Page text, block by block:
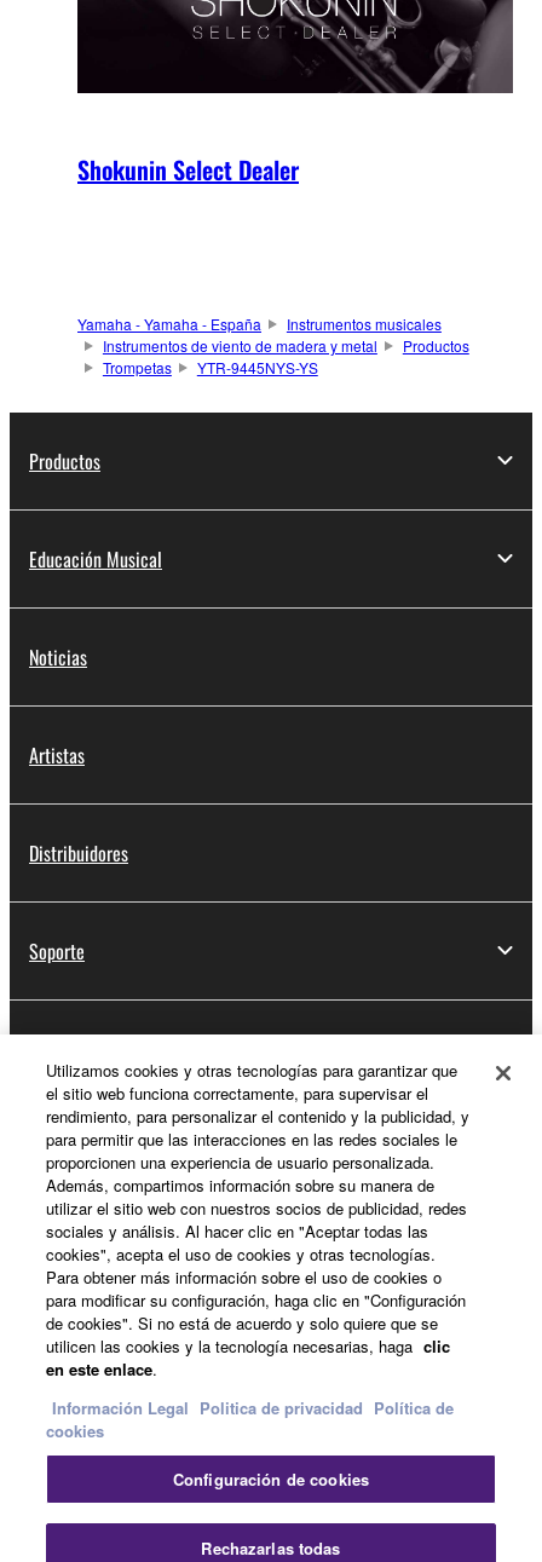
Shokunin Select Dealer
Yamaha - Yamaha - España
Instrumentos musicales
Instrumentos de viento de madera y metal
Productos
Trompetas
YTR-9445NYS-YS
Productos
Educación Musical
Noticias
Artistas
Distribuidores
Soporte
Acerca de Yamaha
España - Spanish
Empresa
Contacte con nosotrosTerminos de uso
Politica de privacidadPolítica de cookies
Utilizamos cookies y otras tecnologías para garantizar que
el sitio web funciona correctamente, para supervisar el
rendimiento, para personalizar el contenido y la publicidad, y
para permitir que las interacciones en las redes sociales le
proporcionen una experiencia de usuario personalizada.
Además, compartimos información sobre su manera de
utilizar el sitio web con nuestros socios de publicidad, redes
sociales y análisis. Al hacer clic en "Aceptar todas las
cookies", acepta el uso de cookies y otras tecnologías.
Para obtener más información sobre el uso de cookies o
para modificar su configuración, haga clic en "Configuración
de cookies". Si no está de acuerdo y solo quiere que se
utilicen las cookies y la tecnología necesarias, haga clic
en este enlace.
Información Legal Politica de privacidad Política de
cookies
Configuración de cookies
Rechazarlas todas